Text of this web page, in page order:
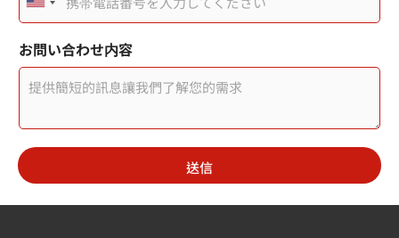
U
n
i
t
e
d
S
t
お問い合わせ内容
送信